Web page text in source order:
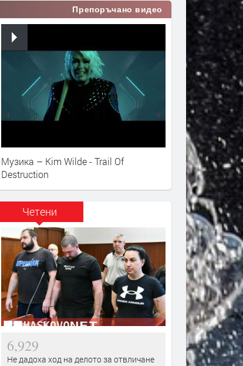
Препоръчано видео
Музика – Kim Wilde - Trail Of
Destruction
Четени
6,929
Не дадоха ход на делото за отвличане